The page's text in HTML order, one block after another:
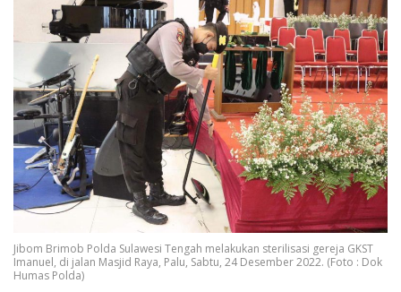
Jibom Brimob Polda Sulawesi Tengah melakukan sterilisasi gereja GKST
Imanuel, di jalan Masjid Raya, Palu, Sabtu, 24 Desember 2022. (Foto : Dok
Humas Polda)